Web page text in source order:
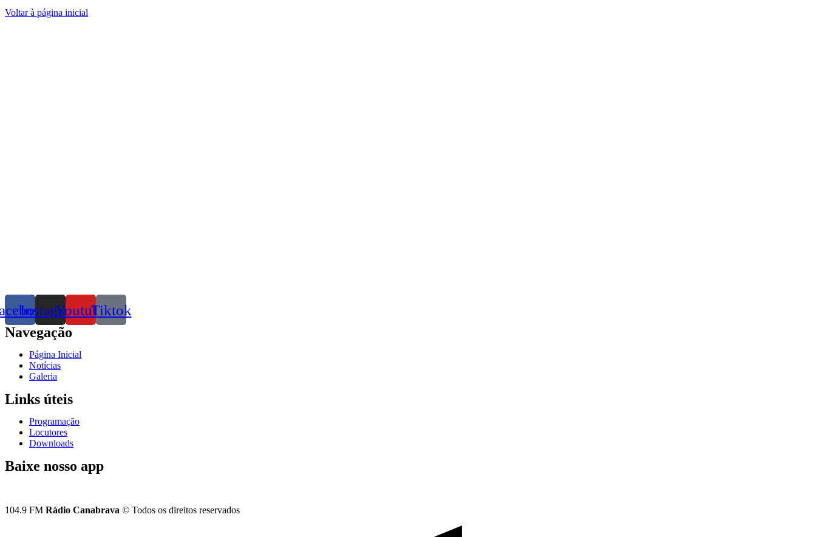
Voltar à página inicial
InstagramYoutubeTiktok
Navegação
Página Inicial
Notícias
Galeria
Links úteis
Programação
Locutores
Downloads
Baixe nosso app
104.9 FM Rádio Canabrava © Todos os direitos reservados